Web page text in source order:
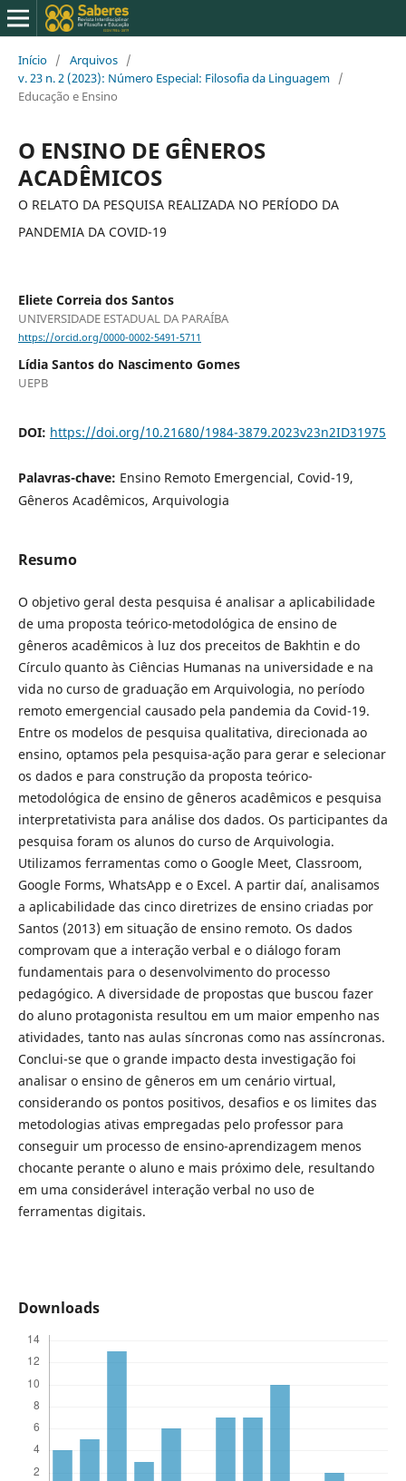
Início / Arquivos /
v. 23 n. 2 (2023): Número Especial: Filosofia da Linguagem /
Educação e Ensino
O ENSINO DE GÊNEROS
ACADÊMICOS
O RELATO DA PESQUISA REALIZADA NO PERÍODO DA
PANDEMIA DA COVID-19
Eliete Correia dos Santos
UNIVERSIDADE ESTADUAL DA PARAÍBA
https://orcid.org/0000-0002-5491-5711
Lídia Santos do Nascimento Gomes
UEPB
DOI: https://doi.org/10.21680/1984-3879.2023v23n2ID31975
Palavras-chave: Ensino Remoto Emergencial, Covid-19,
Gêneros Acadêmicos, Arquivologia
Resumo
O objetivo geral desta pesquisa é analisar a aplicabilidade
de uma proposta teórico-metodológica de ensino de
gêneros acadêmicos à luz dos preceitos de Bakhtin e do
Círculo quanto às Ciências Humanas na universidade e na
vida no curso de graduação em Arquivologia, no período
remoto emergencial causado pela pandemia da Covid-19.
Entre os modelos de pesquisa qualitativa, direcionada ao
ensino, optamos pela pesquisa-ação para gerar e selecionar
os dados e para construção da proposta teórico-
metodológica de ensino de gêneros acadêmicos e pesquisa
interpretativista para análise dos dados. Os participantes da
pesquisa foram os alunos do curso de Arquivologia.
Utilizamos ferramentas como o Google Meet, Classroom,
Google Forms, WhatsApp e o Excel. A partir daí, analisamos
a aplicabilidade das cinco diretrizes de ensino criadas por
Santos (2013) em situação de ensino remoto. Os dados
comprovam que a interação verbal e o diálogo foram
fundamentais para o desenvolvimento do processo
pedagógico. A diversidade de propostas que buscou fazer
do aluno protagonista resultou em um maior empenho nas
atividades, tanto nas aulas síncronas como nas assíncronas.
Conclui-se que o grande impacto desta investigação foi
analisar o ensino de gêneros em um cenário virtual,
considerando os pontos positivos, desafios e os limites das
metodologias ativas empregadas pelo professor para
conseguir um processo de ensino-aprendizagem menos
chocante perante o aluno e mais próximo dele, resultando
em uma considerável interação verbal no uso de
ferramentas digitais.
Downloads